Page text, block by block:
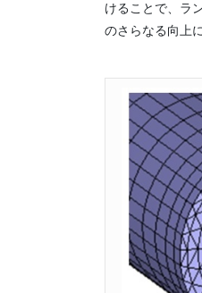
けることで、ラ
のさらなる向上